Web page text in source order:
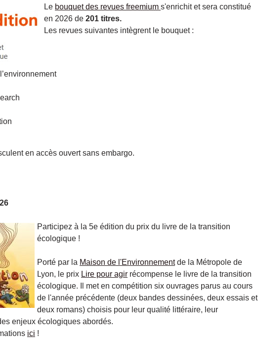
Le bouquet des revues freemium s'enrichit et sera constitué
en 2026 de 201 titres.
Les revues suivantes intègrent le bouquet :
en accès ouvert sans embargo.
Participez à la 5e édition du prix du livre de la transition
écologique !
Porté par la Maison de l'Environnementde la Métropole de
Lyon, le prix Lire pour agir récompense le livre de la transition
écologique. Il met en compétition six ouvrages parus au cours
de l'année précédente (deux bandes dessinées, deux essais et
deux romans) choisis pour leur qualité littéraire, leur
enjeux écologiques abordés.
ici !